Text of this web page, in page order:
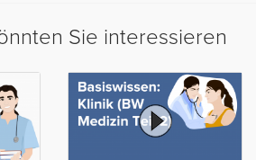
Sie interessieren